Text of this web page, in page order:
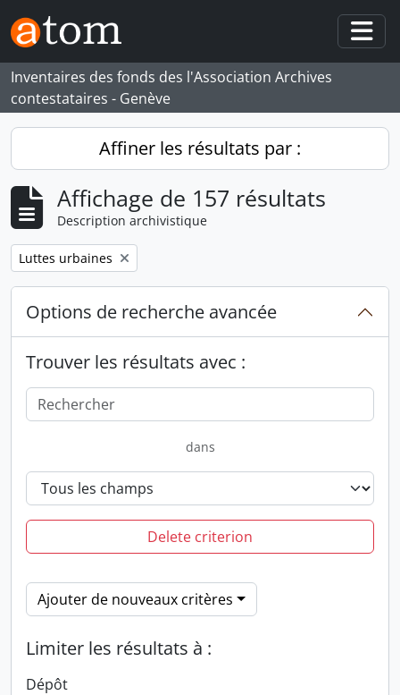
Skip to main content
Inventaires des fonds des l'Association Archives
contestataires - Genève
Affiner les résultats par :
Affichage de 157 résultats
Description archivistique
Remove filter:
Luttes urbaines
Options de recherche avancée
Trouver les résultats avec :
dans
Delete criterion
Ajouter de nouveaux critères
Limiter les résultats à :
Dépôt